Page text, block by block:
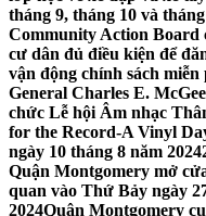
tháng 9, tháng 10 và
Community Action
cư dân đủ điều kiện để
vận động chính sách miễn
General Charles E.
chức Lễ hội Âm nhạc
for the Record-A Vinyl
ngày 10 tháng 8 năm 2024
Quận Montgomery mở
quan vào Thứ Bảy ngày
2024Quận Montgomery